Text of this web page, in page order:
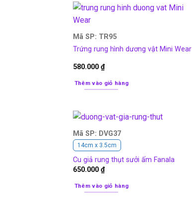
Mã SP: TR95
Trứng rung hình dương vật Mini Wear
580.000 ₫
Thêm vào giỏ hàng
Mã SP: DVG37
14cm x 3.5cm
Cu giả rung thụt sưởi ấm Fanala
650.000 ₫
Thêm vào giỏ hàng